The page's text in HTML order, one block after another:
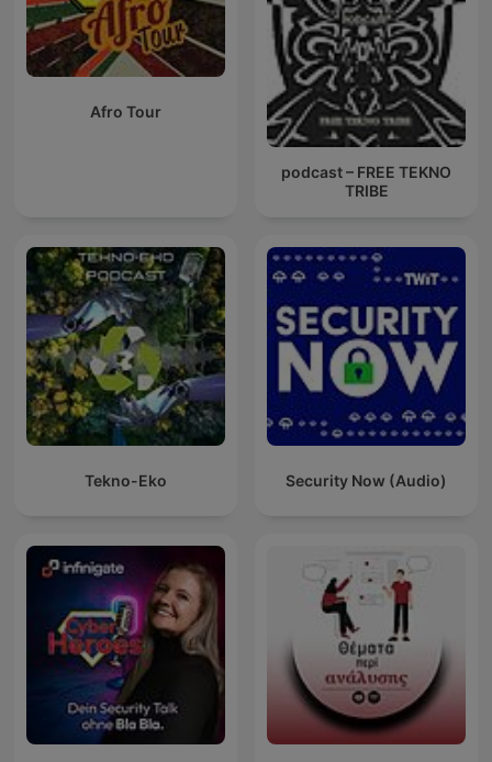
Afro Tour
podcast – FREE TEKNO
TRIBE
Tekno-Eko Security Now (Audio)